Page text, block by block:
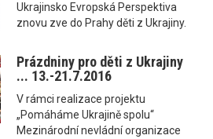
Ukrajinsko Evropská Perspektiva
znovu zve do Prahy děti z Ukrajiny.
Prázdniny pro děti z Ukrajiny
... 13.-21.7.2016
V rámci realizace projektu
„Pomáháme Ukrajině spolu“
Mezinárodní nevládní organizace